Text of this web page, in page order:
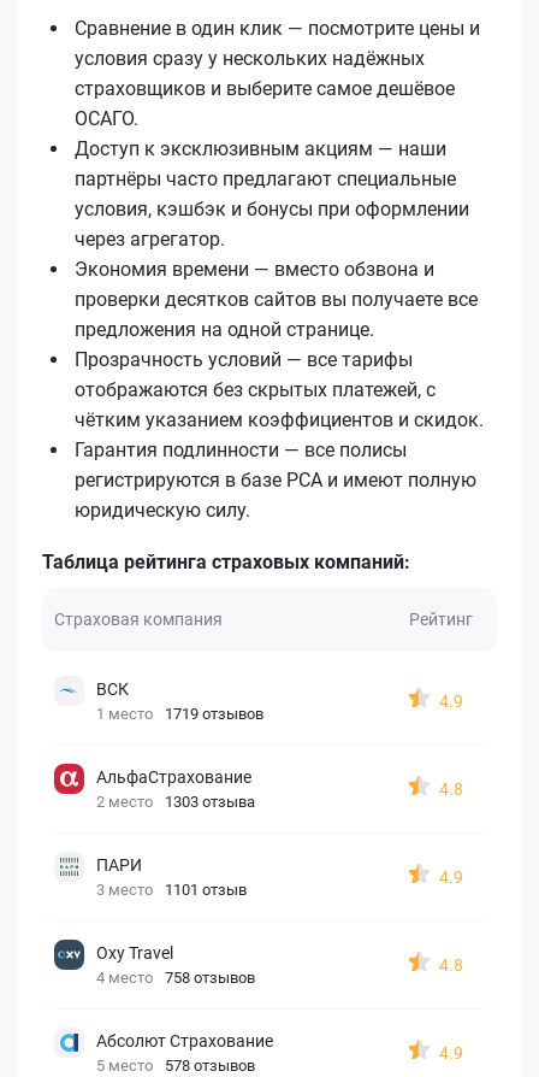
Сравнение в один клик — посмотрите цены и
условия сразу у нескольких надёжных
страховщиков и выберите самое дешёвое
ОСАГО.
Доступ к эксклюзивным акциям — наши
партнёры часто предлагают специальные
условия, кэшбэк и бонусы при оформлении
через агрегатор.
Экономия времени — вместо обзвона и
проверки десятков сайтов вы получаете все
предложения на одной странице.
Прозрачность условий — все тарифы
отображаются без скрытых платежей, с
чётким указанием коэффициентов и скидок.
Гарантия подлинности — все полисы
регистрируются в базе РСА и имеют полную
юридическую силу.
Таблица рейтинга страховых компаний:
Страховая компания Рейтинг
ВСК
1 место 1719 отзывов
4.9
АльфаСтрахование
2 место 1303 отзыва
4.8
ПАРИ
3 место 1101 отзыв
4.9
Oxy Travel
4 место 758 отзывов
4.8
Абсолют Страхование
5 место 578 отзывов
4.9